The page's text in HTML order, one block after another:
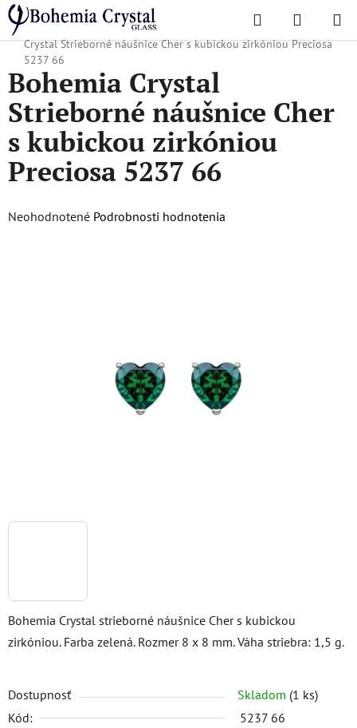
Prejsť
na
obsah
Hľadať
KOŠÍK
Domov
/ Obľúbené kolekcie / Vianočná ponuka Dárky pro ni /
Bohemia
Crystal Strieborné náušnice Cher s kubickou zirkóniou Preciosa
5237 66
Bohemia Crystal strieborné náušnice Cher s kubickou
zirkóniou. Farba zelená. Rozmer 8 x 8 mm. Váha striebra: 1,5 g.
Dostupnosť Skladom (1 ks)
Kód:
5237 66
Bohemia Crystal
Strieborné náušnice Cher
s kubickou zirkóniou
Preciosa 5237 66
Priemerné
Neohodnotené Podrobnosti hodnotenia